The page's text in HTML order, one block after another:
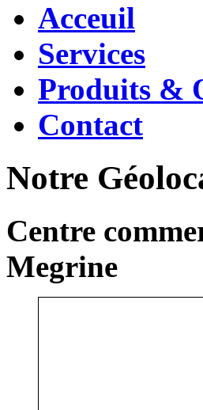
Acceuil
Services
Produits &
Contact
Notre
Centre
Megrine